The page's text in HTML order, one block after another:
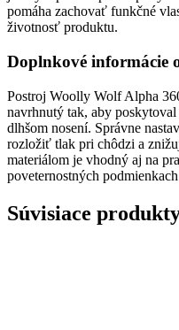
pomáha zachovať funkčné
životnosť produktu.
Doplnkové informácie
Postroj Woolly Wolf Alpha
navrhnutý tak, aby
dlhšom nosení. Správne
rozložiť tlak pri chôdzi a
materiálom je vhodný aj na
poveternostných
Súvisiace